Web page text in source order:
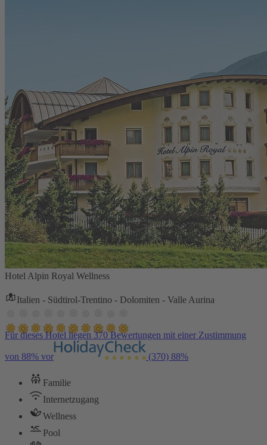
Hotel Alpin Royal Wellness
Italien - Südtirol-Trentino - Dolomiten - Valle Aurina
Für dieses Hotel liegen 370 Bewertungen mit einer Zustimmung
von 88% vor (370) 88%
Familie
Internetzugang
Wellness
Pool